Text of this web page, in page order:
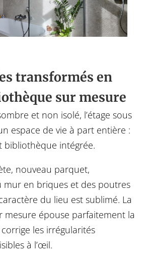
transformés en
sur mesure
et non isolé, l’étage sous
espace de vie à part entière :
bibliothèque intégrée.
nouveau parquet,
mur en briques et des poutres
du lieu est sublimé. La
mesure épouse parfaitement la
les irrégularités
à l’œil.